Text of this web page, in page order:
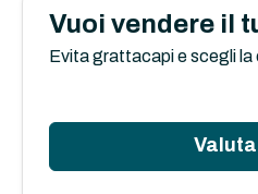
Vuoi vendere il
Evita grattacapi e scegli la